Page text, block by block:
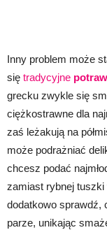
Inny problem może
się tradycyjne
grecku zwykle się
ciężkostrawne dla
zaś leżakują na
może podrażniać
chcesz podać
zamiast rybnej tuszki
dodatkowo sprawdź,
parze, unikając